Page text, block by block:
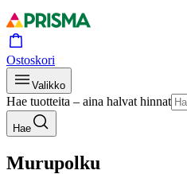
Ostoskori
Valikko
Hae tuotteita – aina halvat hinnat
Hae
Murupolku